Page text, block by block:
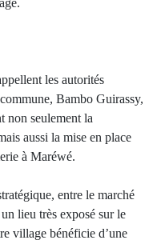
les autorités
Bambo Guirassy,
non seulement la
aussi la mise en place
à Maréwé.
entre le marché
lieu très exposé sur le
village bénéficie d’une